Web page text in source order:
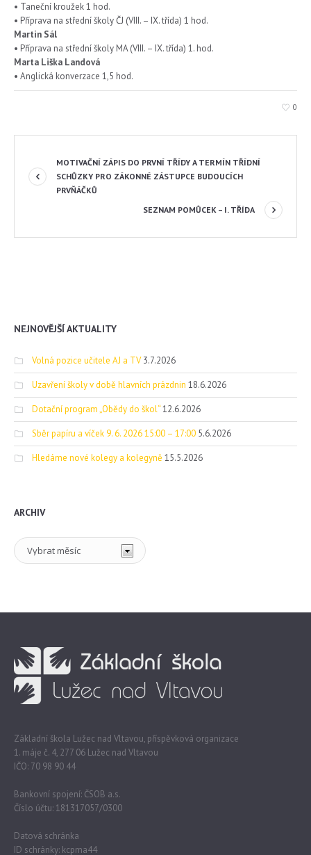
• Taneční kroužek 1 hod.
• Příprava na střední školy ČJ (VIII. – IX. třída) 1 hod.
Martin Sál
• Příprava na střední školy MA (VIII. – IX. třída) 1. hod.
Marta Liška Landová
• Anglická konverzace 1,5 hod.
0
MOTIVAČNÍ ZÁPIS DO PRVNÍ TŘÍDY A TERMÍN TŘÍDNÍ
SCHŮZKY PRO ZÁKONNÉ ZÁSTUPCE BUDOUCÍCH
PRVŇÁČKŮ
SEZNAM POMŮCEK – I. TŘÍDA
NEJNOVĚJŠÍ AKTUALITY
Volná pozice učitele AJ a TV 3.7.2026
Uzavření školy v době hlavních prázdnin 18.6.2026
Dotační program „Obědy do škol“12.6.2026
Sběr papíru a víček 9. 6. 2026 15:00 – 17:00 5.6.2026
Hledáme nové kolegy a kolegyně 15.5.2026
ARCHIV
Archiv
Základní škola Lužec nad Vltavou, příspěvková organizace
1. máje č. 4, 277 06 Lužec nad Vltavou
IČO: 70 98 90 44
Bankovní spojení: ČSOB a.s.
Číslo účtu: 181317057/0300
Datová schránka
ID schránky: kcpma44